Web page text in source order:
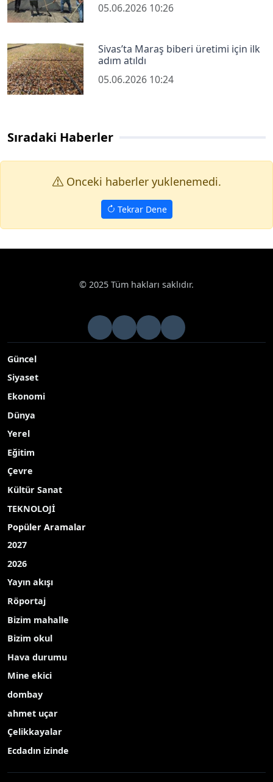
05.06.2026 10:26
Sivas’ta Maraş biberi üretimi için ilk
adım atıldı
05.06.2026 10:24
Sıradaki Haberler
Onceki haberler yuklenemedi.
Tekrar Dene
© 2025 Tüm hakları saklıdır.
Güncel
Siyaset
Ekonomi
Dünya
Yerel
Eğitim
Çevre
Kültür Sanat
TEKNOLOJİ
Popüler Aramalar
2027
2026
Yayın akışı
Röportaj
Bizim mahalle
Bizim okul
Hava durumu
Mine ekici
dombay
ahmet uçar
Çelikkayalar
Ecdadın izinde